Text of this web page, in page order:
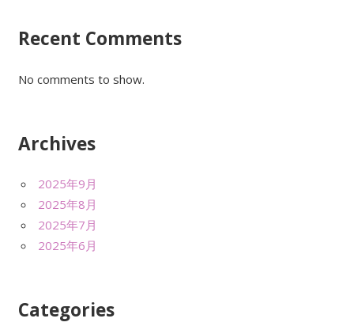
Recent Comments
No comments to show.
Archives
2025年9月
2025年8月
2025年7月
2025年6月
Categories